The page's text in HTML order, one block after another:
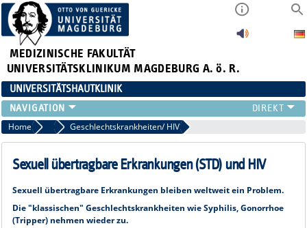
MEDIZINISCHE FAKULTÄT
UNIVERSITÄTSKLINIKUM MAGDEBURG A. ö. R.
UNIVERSITÄTSHAUTKLINIK
FÜR PATIENTEN
ÜBER UNS
FÜR ÄRZTE
LEHRE & FORSCHUNG
Home Infektionen
Geschlechtskrankheiten/ HIV
Sexuell übertragbare Erkrankungen (STD) und HIV
Sexuell übertragbare Erkrankungen bleiben weltweit ein Problem.
Die "klassischen" Geschlechtskrankheiten wie Syphilis, Gonorrhoe
(Tripper) nehmen wieder zu.